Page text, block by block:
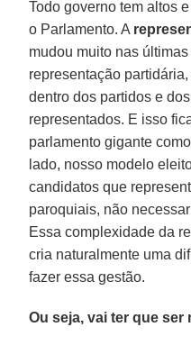
Todo governo tem altos
o Parlamento. A
mudou muito nas
representação
dentro dos partidos e
representados. E isso
parlamento gigante
lado, nosso modelo
candidatos que
paroquiais, não
Essa complexidade da
cria naturalmente uma
fazer essa gestão.
Ou seja, vai ter que ser